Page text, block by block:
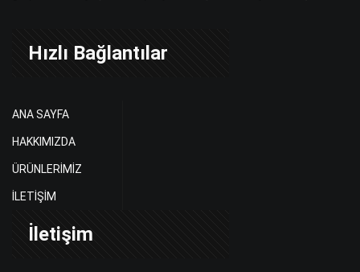
Hızlı Bağlantılar
ANA SAYFA
HAKKIMIZDA
ÜRÜNLERİMİZ
İLETİŞİM
İletişim